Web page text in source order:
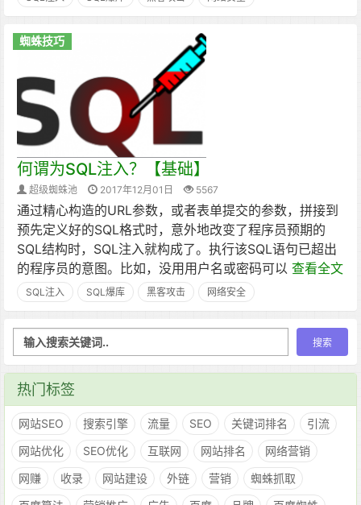
蜘蛛技巧
何谓为SQL注入？【基础】
超级蜘蛛池 2017年12月01日 5567
通过精心构造的URL参数，或者表单提交的参数，拼接到
预先定义好的SQL格式时，意外地改变了程序员预期的
SQL结构时，SQL注入就构成了。执行该SQL语句已超出
的程序员的意图。比如，没用用户名或密码可以 查看全文
SQL注入 SQL爆库 黑客攻击 网络安全
热门标签
网站SEO 搜索引擎 流量 SEO 关键词排名
引流
网站优化
SEO优化 互联网 网站排名
网络营销
网赚
收录 网站建设 外链 营销
蜘蛛抓取